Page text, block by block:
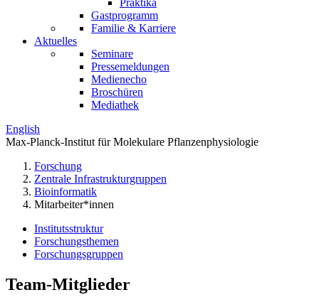
Praktika
Gastprogramm
Familie & Karriere
Aktuelles
Seminare
Pressemeldungen
Medienecho
Broschüren
Mediathek
English
Max-Planck-Institut für Molekulare Pflanzenphysiologie
Forschung
Zentrale Infrastrukturgruppen
Bioinformatik
Mitarbeiter*innen
Institutsstruktur
Forschungsthemen
Forschungsgruppen
Team-Mitglieder